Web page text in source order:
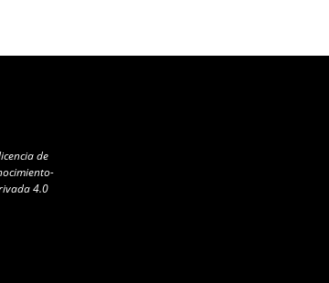
de
4.0